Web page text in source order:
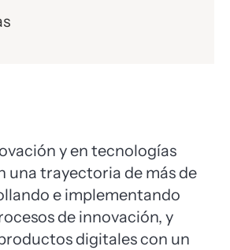
y en tecnologías
una trayectoria de más de
e implementando
de innovación, y
digitales con un